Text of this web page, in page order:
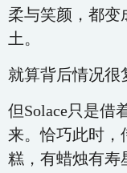
柔与笑颜，都变
土。
就算背后情况很
但Solace只是借
来。恰巧此时，
糕，有蜡烛有寿